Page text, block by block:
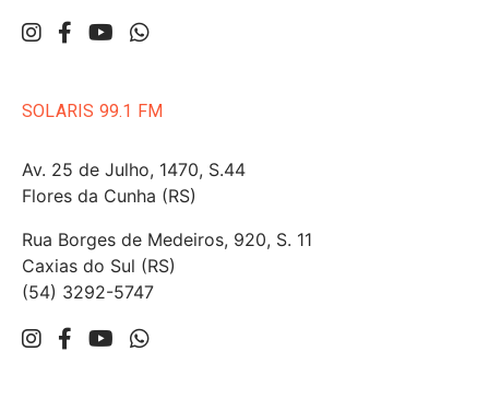
SOLARIS 99.1 FM
Av. 25 de Julho, 1470, S.44
Flores da Cunha (RS)
Rua Borges de Medeiros, 920, S. 11
Caxias do Sul (RS)
(54) 3292-5747